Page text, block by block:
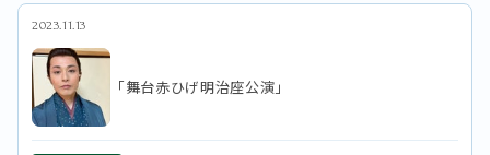
2023.11.13
「舞台赤ひげ明治座公演」